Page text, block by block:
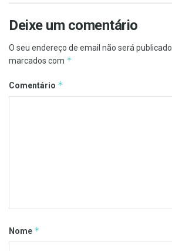
Deixe um comentário
O seu endereço de email não será publicado.
marcados com *
Comentário *
Nome *